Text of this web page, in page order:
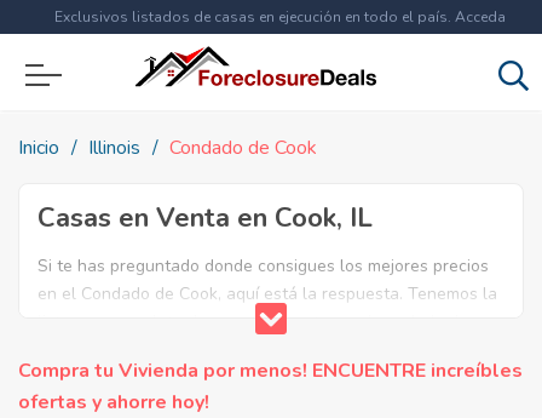
Exclusivos listados de casas en ejecución en todo el país. Acceda
ahora a
Inicio Illinois Condado de Cook
Casas en Venta en Cook, IL
Si te has preguntado donde consigues los mejores precios
en el Condado de Cook, aquí está la respuesta. Tenemos la
lista mas completa de casas en venta en el condado de
Ahorra en grande y compra casas reposeídas en el
Condado de Cook, IL.
Compra tu Vivienda por menos! ENCUENTRE increíbles
ofertas y ahorre hoy!